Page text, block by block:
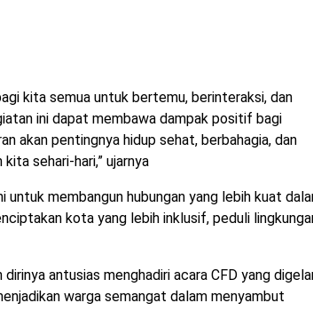
kita semua untuk bertemu, berinteraksi, dan
ini dapat membawa dampak positif bagi
akan pentingnya hidup sehat, berbahagia, dan
sehari-hari,” ujarnya
untuk membangun hubungan yang lebih kuat
kota yang lebih inklusif, peduli
antusias menghadiri acara CFD yang
warga semangat dalam menyambut